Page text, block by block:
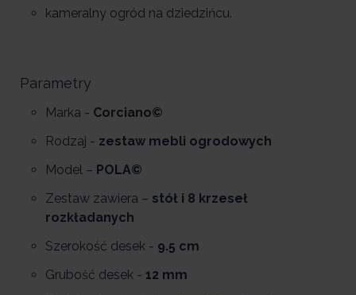
kameralny ogród na dziedzińcu.
Parametry
Marka - Corciano©
Rodzaj - zestaw mebli ogrodowych
Model – POLA©
Zestaw zawiera – stół i 8 krzeseł
rozkładanych
Szerokość desek - 9.5 cm
Grubość desek - 12 mm